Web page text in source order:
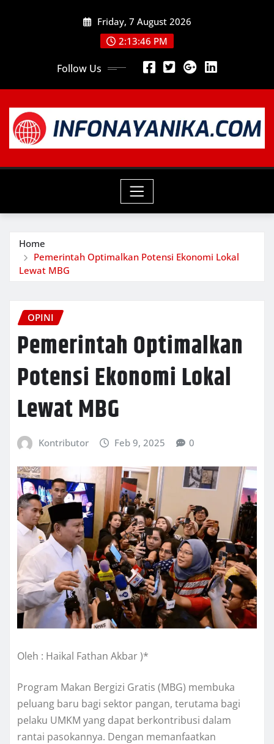
Friday, 7 August 2026
2:13:48 PM
Follow Us
Home
Pemerintah Optimalkan Potensi Ekonomi Lokal
Lewat MBG
OPINI
Pemerintah Optimalkan
Potensi Ekonomi Lokal
Lewat MBG
Kontributor Feb 9, 2025 0
Oleh : Haikal Fathan Akbar )*
Program Makan Bergizi Gratis (MBG) membuka
peluang baru bagi sektor pangan, terutama bagi
pelaku UMKM yang dapat berkontribusi dalam
rantai pasokannya. Dengan memanfaatkan